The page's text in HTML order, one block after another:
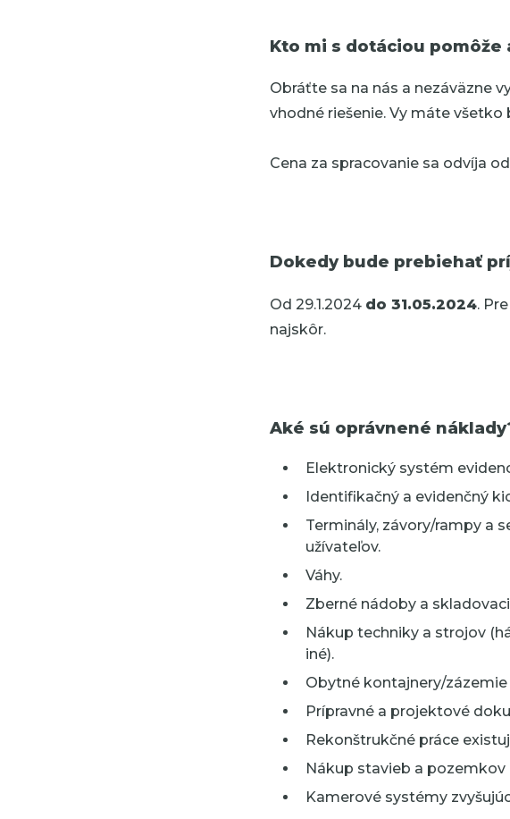
Kto mi s dotáciou
Obráťte sa na nás a nezáväzne
vhodné riešenie. Vy máte
Cena za spracovanie sa odvíja
Dokedy bude prebiehať
Od 29.1.2024 do 31.05.2024.
najskôr.
Aké sú oprávnené
Elektronický systém
Identifikačný a evidenčný
Terminály, závory/rampy a
užívateľov.
Váhy.
Zberné nádoby a
Nákup techniky a strojov
iné).
Obytné kontajnery/zázemie
Prípravné a projektové
Rekonštrukčné práce
Nákup stavieb a
Kamerové systémy